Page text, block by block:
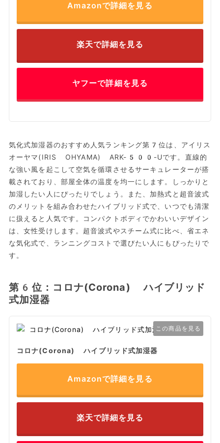
Amazonで詳細を見る
楽天で詳細を見る
ヤフーで詳細を見る
気化式加湿器のおすすめ人気ランキング第7位は、アイリス
オーヤマ(IRIS OHYAMA) ARK-500-Uです。直線的
な強い風を起こして空気を循環させるサーキュレーターが搭
載されており、部屋全体の温度を均一にします。しっかりと
加湿したい人にぴったりでしょう。また、加熱式と超音波式
のメリットを組み合わせたハイブリッド式で、いつでも清潔
に扱えると人気です。コンパクトボディでかわいいデザイン
は、女性受けします。超音波式やスチーム式に比べ、省エネ
な気化式で、ランニングコストで選びたい人にもぴったりで
す。
第6位：コロナ(Corona) ハイブリッド
式加湿器
この商品を見る
コロナ(Corona) ハイブリッド式加湿器
Amazonで詳細を見る
楽天で詳細を見る